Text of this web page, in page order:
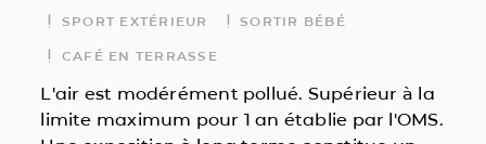
SPORT EXTÉRIEUR SORTIR BÉBÉ
CAFÉ EN TERRASSE
L'air est modérément pollué. Supérieur à la
limite maximum pour 1 an établie par l'OMS.